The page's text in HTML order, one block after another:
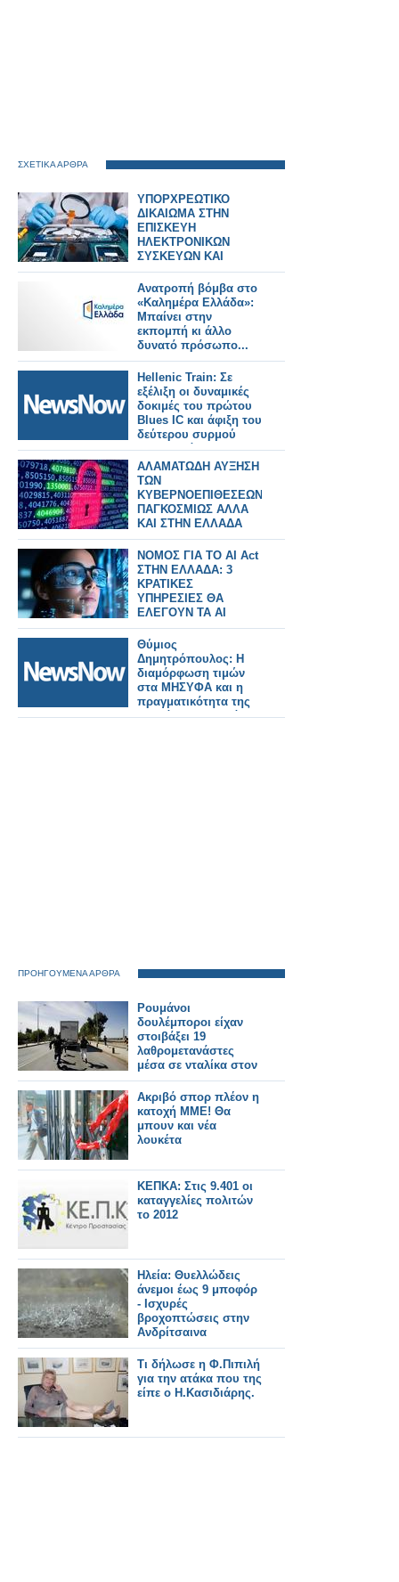
ΣΧΕΤΙΚΑ ΑΡΘΡΑ
ΥΠΟΡΧΡΕΩΤΙΚΟ
ΔΙΚΑΙΩΜΑ ΣΤΗΝ
ΕΠΙΣΚΕΥΗ
ΗΛΕΚΤΡΟΝΙΚΩΝ
ΣΥΣΚΕΥΩΝ ΚΑΙ
SPARTPHONES ΣΤΗΝ
ΕΛΛΑΔΑ
Ανατροπή βόμβα στο
«Καλημέρα Ελλάδα»:
Μπαίνει στην
εκπομπή κι άλλο
δυνατό πρόσωπο...
Hellenic Train: Σε
εξέλιξη οι δυναμικές
δοκιμές του πρώτου
Blues IC και άφιξη του
δεύτερου συρμού
στην Ελλάδα.
ΑΛΑΜΑΤΩΔΗ ΑΥΞΗΣΗ
ΤΩΝ
ΚΥΒΕΡΝΟΕΠΙΘΕΣΕΩΝ
ΠΑΓΚΟΣΜΙΩΣ ΑΛΛΑ
ΚΑΙ ΣΤΗΝ ΕΛΛΑΔΑ
ΝΟΜΟΣ ΓΙΑ ΤΟ AI Act
ΣΤΗΝ ΕΛΛΑΔΑ: 3
ΚΡΑΤΙΚΕΣ
ΥΠΗΡΕΣΙΕΣ ΘΑ
ΕΛΕΓΟΥΝ ΤΑ AI
ΣΥΣΤΗΜΑΤΑ
Θύμιος
Δημητρόπουλος: Η
διαμόρφωση τιμών
στα ΜΗΣΥΦΑ και η
πραγματικότητα της
αγοράς στην Ελλάδα
ΠΡΟΗΓΟΥΜΕΝΑ ΑΡΘΡΑ
Ρουμάνοι
δουλέμποροι είχαν
στοιβάξει 19
λαθρομετανάστες
μέσα σε νταλίκα στον
Έβρο
Ακριβό σπορ πλέον η
κατοχή ΜΜΕ! Θα
μπουν και νέα
λουκέτα
ΚΕΠΚΑ: Στις 9.401 οι
καταγγελίες πολιτών
το 2012
Ηλεία: Θυελλώδεις
άνεμοι έως 9 μποφόρ
- Ισχυρές
βροχοπτώσεις στην
Ανδρίτσαινα
Τι δήλωσε η Φ.Πιπιλή
για την ατάκα που της
είπε ο Η.Κασιδιάρης.